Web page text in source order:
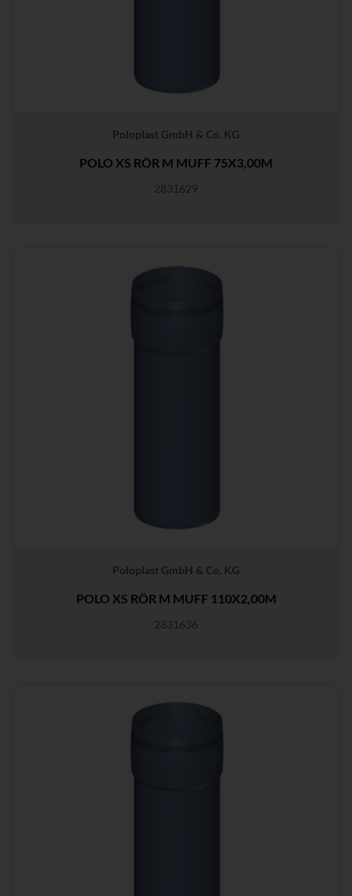
Poloplast GmbH & Co. KG
POLO XS RÖR M MUFF 75X3,00M
2831629
Poloplast GmbH & Co. KG
POLO XS RÖR M MUFF 110X2,00M
2831636